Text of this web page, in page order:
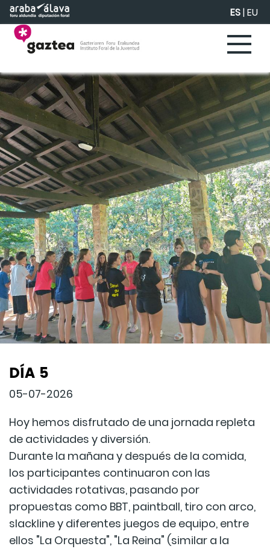
Saltar al contenido principal ES|EU
DÍA 5
05-07-2026
Hoy hemos disfrutado de una jornada repleta
de actividades y diversión.
Durante la mañana y después de la comida,
los participantes continuaron con las
actividades rotativas, pasando por
propuestas como BBT, paintball, tiro con arco,
slackline y diferentes juegos de equipo, entre
ellos "La Orquesta", "La Reina" (similar a la